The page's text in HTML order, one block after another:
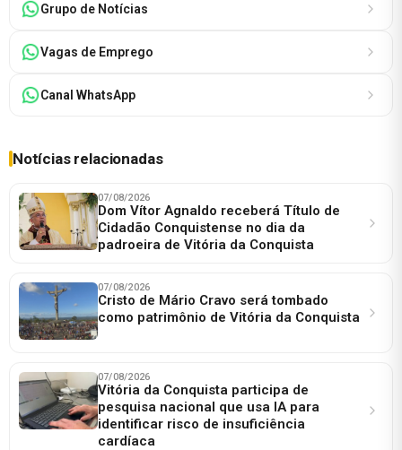
Grupo de Notícias
Vagas de Emprego
Canal WhatsApp
Notícias relacionadas
07/08/2026
Dom Vítor Agnaldo receberá Título de
Cidadão Conquistense no dia da
padroeira de Vitória da Conquista
07/08/2026
Cristo de Mário Cravo será tombado
como patrimônio de Vitória da Conquista
07/08/2026
Vitória da Conquista participa de
pesquisa nacional que usa IA para
identificar risco de insuficiência
cardíaca